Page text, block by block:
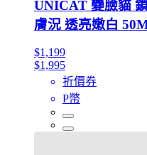
UNICAT 變臉貓
膚況 透亮嫩白
$1,199
$1,995
折價券
P幣